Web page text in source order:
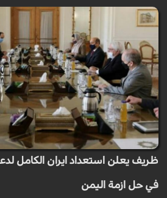
ظريف يعلن استعداد ايران الكامل
في حل ازمة اليمن